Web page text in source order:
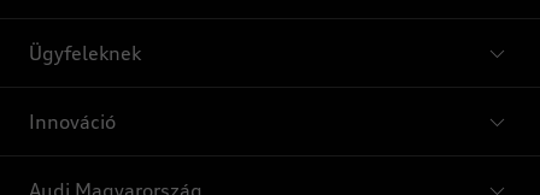
Ügyfeleknek
Innováció
Audi Magyarország